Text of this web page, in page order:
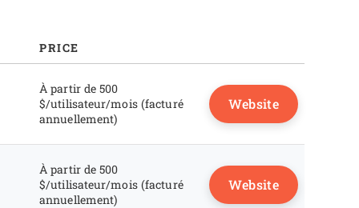
PRICE
À partir de 500
$/utilisateur/mois (facturé
annuellement)
Website
À partir de 500
$/utilisateur/mois (facturé
annuellement)
Website